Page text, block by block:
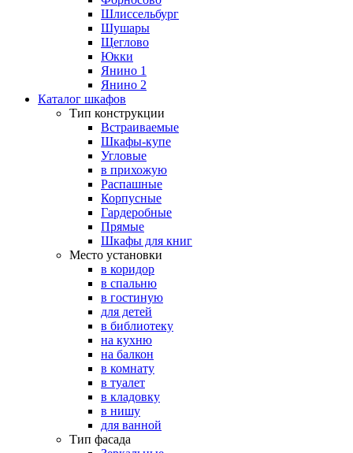
Шлиссельбург
Шушары
Щеглово
Юкки
Янино 1
Янино 2
Каталог шкафов
Тип конструкции
Встраиваемые
Шкафы-купе
Угловые
в прихожую
Распашные
Корпусные
Гардеробные
Прямые
Шкафы для книг
Место установки
в коридор
в спальню
в гостиную
для детей
в библиотеку
на кухню
на балкон
в комнату
в туалет
в кладовку
в нишу
для ванной
Тип фасада